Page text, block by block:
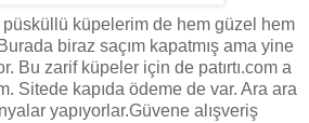
küpelerim de hem güzel hem
biraz saçım kapatmış ama yine
Bu zarif küpeler için de patırtı.com a
Sitede kapıda ödeme de var. Ara ara
yapıyorlar.Güvene alışveriş